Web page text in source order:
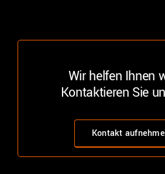
Wir helfen Ihnen
Kontaktieren Sie
Kontakt